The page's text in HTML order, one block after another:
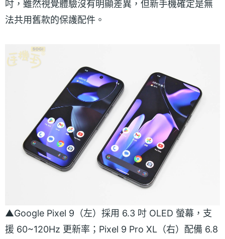
吋，雖然視覺體驗沒有明顯差異，但新手機確定是無
法共用舊款的保護配件。
▲Google Pixel 9（左）採用 6.3 吋 OLED 螢幕，支
援 60~120Hz 更新率；Pixel 9 Pro XL（右）配備 6.8